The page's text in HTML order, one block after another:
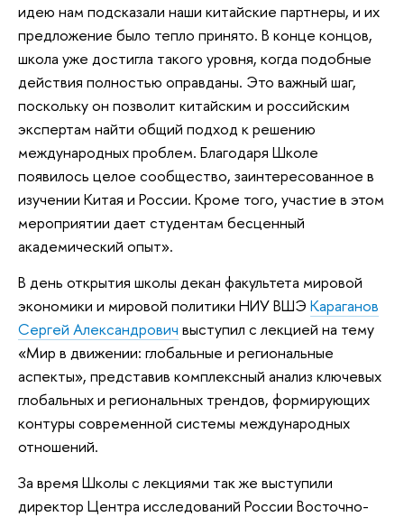
идею нам подсказали наши китайские партнеры, и их
предложение было тепло принято. В конце концов,
школа уже достигла такого уровня, когда подобные
действия полностью оправданы. Это важный шаг,
поскольку он позволит китайским и российским
экспертам найти общий подход к решению
международных проблем. Благодаря Школе
появилось целое сообщество, заинтересованное в
изучении Китая и России. Кроме того, участие в этом
мероприятии дает студентам бесценный
академический опыт».
В день открытия школы декан факультета мировой
экономики и мировой политики НИУ ВШЭ Караганов
Сергей Александрович выступил с лекцией на тему
«Мир в движении: глобальные и региональные
аспекты», представив комплексный анализ ключевых
глобальных и региональных трендов, формирующих
контуры современной системы международных
отношений.
За время Школы с лекциями так же выступили
директор Центра исследований России Восточно-